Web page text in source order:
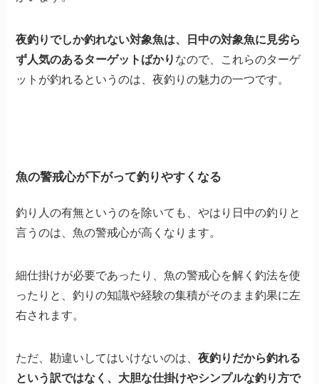
夜釣りでしか釣れない対象魚は、日中の対象魚に見劣ら
ず人気のあるターゲットばかり なので、これらのターゲ
ットが釣れるというのは、夜釣りの魅力の一つです。
魚の警戒心が下がって釣りやすくなる
釣り人の有無というのを除いても、やはり日中の釣りと
言うのは、魚の警戒心が高くなります。
細仕掛けが必要であったり、魚の警戒心を解く釣法を使
ったりと、釣りの知識や経験の集積がそのまま釣果に左
右されます。
ただ、勘違いしてはいけないのは、夜釣りだから釣れる
という訳ではなく、大胆な仕掛けやシンプルな釣り方で